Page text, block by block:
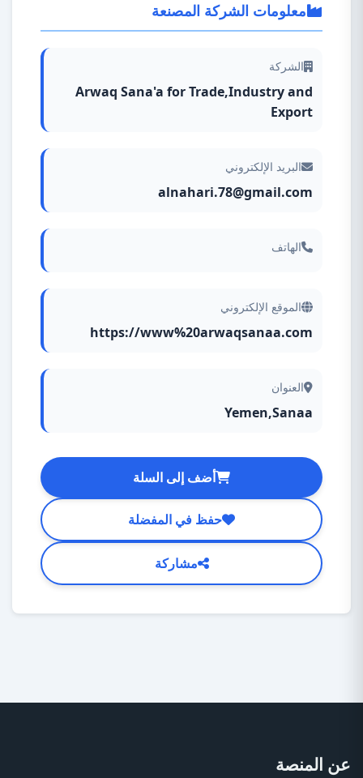
معلومات الشركة المصنعة
الشركة
Arwaq Sana'a for Trade,Industry and
Export
البريد الإلكتروني
alnahari.78@gmail.com
الهاتف
الموقع الإلكتروني
https://www%20arwaqsanaa.com
العنوان
Yemen,Sanaa
أضف إلى السلة
حفظ في المفضلة
مشاركة
عن المنصة